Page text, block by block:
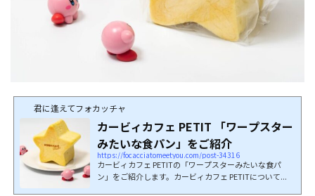
君に逢えてフォカッチャ
カービィカフェ PETIT 「ワープスター
みたいな食パン」をご紹介
https://focacciatomeetyou.com/post-34316
カービィカフェ PETITの「ワープスターみたいな食パ
ン」をご紹介します。カービィカフェ PETITについて...